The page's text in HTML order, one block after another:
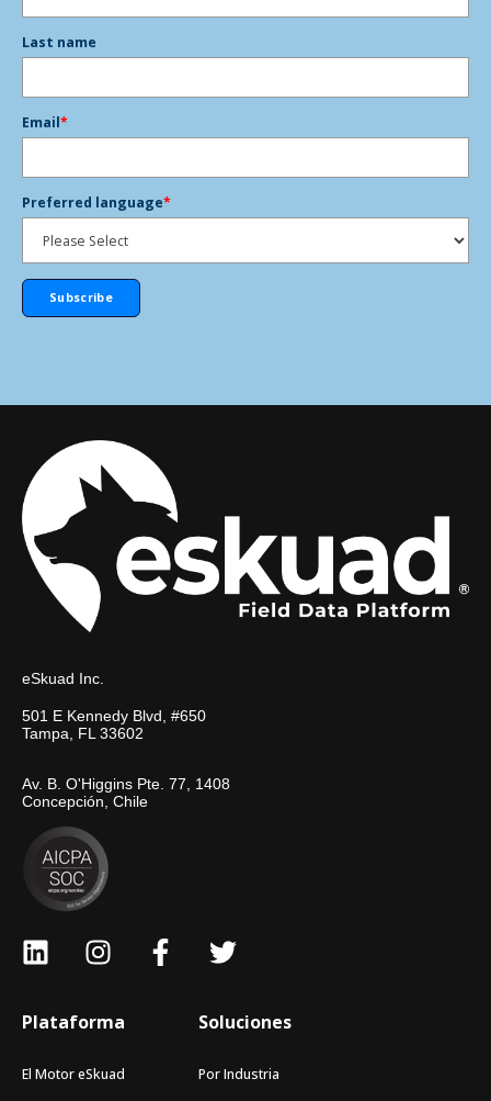
Last name
Email*
Preferred language*
eSkuad Inc.
501 E Kennedy Blvd, #650
Tampa, FL 33602
Av. B. O'Higgins Pte. 77, 1408
Concepción, Chile
Plataforma
El Motor eSkuad
Soluciones
Por Industria